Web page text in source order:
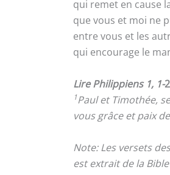
qui remet en cause
que vous et moi ne
entre vous et les
qui encourage le
Lire Philippiens 1, 1-2
1Paul et Timothée,
vous grâce et paix
Note: Les versets
est extrait de la